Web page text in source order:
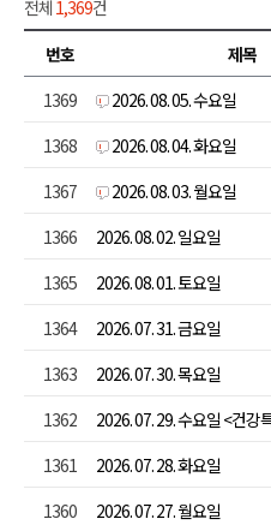
전체 1,369건
번호
제목
1369
2026. 08. 05. 수요일
1368
2026. 08. 04. 화요일
1367
2026. 08. 03. 월요일
1366
2026. 08. 02. 일요일
1365
2026. 08. 01. 토요일
1364
2026. 07. 31. 금요일
1363
2026. 07. 30. 목요일
1362
2026. 07. 29. 수요일 <건강
1361
2026. 07. 28. 화요일
1360
2026. 07. 27. 월요일